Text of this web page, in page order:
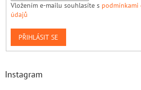
Vložením e-mailu souhlasíte s podmínkami
údajů
PŘIHLÁSIT SE
Instagram